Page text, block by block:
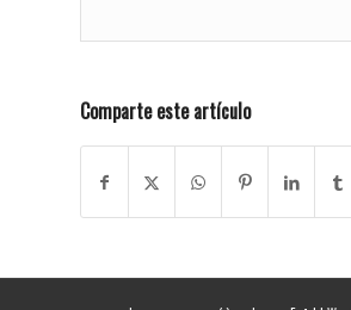
Comparte este artículo